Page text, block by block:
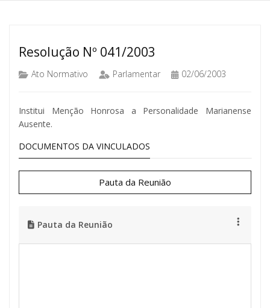
Resolução Nº 041/2003
Ato Normativo Parlamentar 02/06/2003
Institui Menção Honrosa a Personalidade Marianense
Ausente.
DOCUMENTOS DA VINCULADOS
Pauta da Reunião
Pauta da Reunião